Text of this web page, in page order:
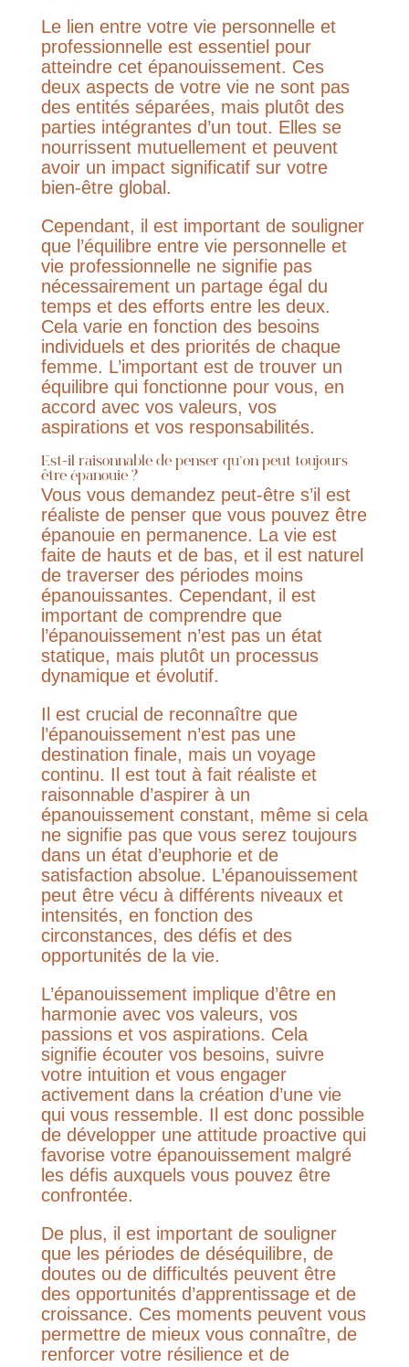
Le lien entre votre vie personnelle et
professionnelle est essentiel pour
atteindre cet épanouissement. Ces
deux aspects de votre vie ne sont pas
des entités séparées, mais plutôt des
parties intégrantes d’un tout. Elles se
nourrissent mutuellement et peuvent
avoir un impact significatif sur votre
bien-être global.
Cependant, il est important de souligner
que l’équilibre entre vie personnelle et
vie professionnelle ne signifie pas
nécessairement un partage égal du
temps et des efforts entre les deux.
Cela varie en fonction des besoins
individuels et des priorités de chaque
femme. L’important est de trouver un
équilibre qui fonctionne pour vous, en
accord avec vos valeurs, vos
aspirations et vos responsabilités.
Est-il raisonnable de penser qu’on peut toujours
être épanouie ?
Vous vous demandez peut-être s’il est
réaliste de penser que vous pouvez être
épanouie en permanence. La vie est
faite de hauts et de bas, et il est naturel
de traverser des périodes moins
épanouissantes. Cependant, il est
important de comprendre que
l’épanouissement n’est pas un état
statique, mais plutôt un processus
dynamique et évolutif.
Il est crucial de reconnaître que
l’épanouissement n’est pas une
destination finale, mais un voyage
continu. Il est tout à fait réaliste et
raisonnable d’aspirer à un
épanouissement constant, même si cela
ne signifie pas que vous serez toujours
dans un état d’euphorie et de
satisfaction absolue. L’épanouissement
peut être vécu à différents niveaux et
intensités, en fonction des
circonstances, des défis et des
opportunités de la vie.
L’épanouissement implique d’être en
harmonie avec vos valeurs, vos
passions et vos aspirations. Cela
signifie écouter vos besoins, suivre
votre intuition et vous engager
activement dans la création d’une vie
qui vous ressemble. Il est donc possible
de développer une attitude proactive qui
favorise votre épanouissement malgré
les défis auxquels vous pouvez être
confrontée.
De plus, il est important de souligner
que les périodes de déséquilibre, de
doutes ou de difficultés peuvent être
des opportunités d’apprentissage et de
croissance. Ces moments peuvent vous
permettre de mieux vous connaître, de
renforcer votre résilience et de